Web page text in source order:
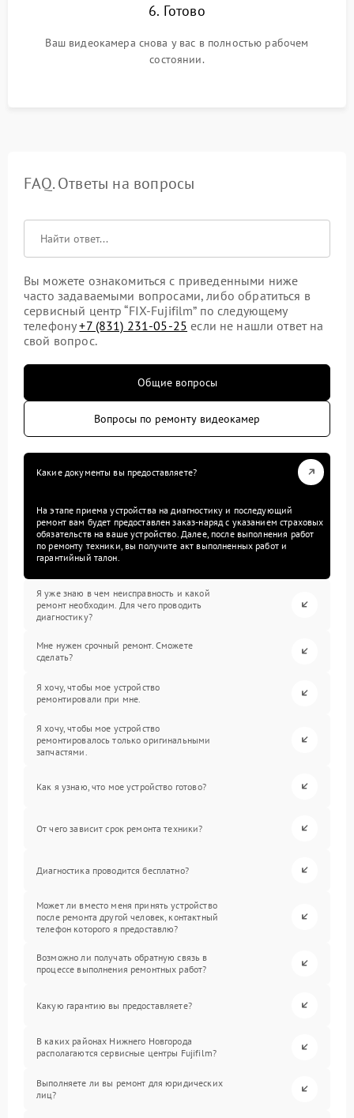
6. Готово
Ваш видеокамера снова у вас в полностью рабочем
состоянии.
FAQ. Ответы на вопросы
Вы можете ознакомиться с приведенными ниже
часто задаваемыми вопросами, либо обратиться в
сервисный центр “FIX-Fujifilm” по следующему
телефону+7 (831) 231-05-25 если не нашли ответ на
свой вопрос.
Общие вопросы
Вопросы по ремонту видеокамер
Какие документы вы предоставляете?
На этапе приема устройства на диагностику и последующий
ремонт вам будет предоставлен заказ-наряд с указанием страховых
обязательств на ваше устройство. Далее, после выполнения работ
по ремонту техники, вы получите акт выполненных работ и
гарантийный талон.
Я уже знаю в чем неисправность и какой
ремонт необходим. Для чего проводить
диагностику?
Мне нужен срочный ремонт. Сможете
сделать?
Я хочу, чтобы мое устройство
ремонтировали при мне.
Я хочу, чтобы мое устройство
ремонтировалось только оригинальными
запчастями.
Как я узнаю, что мое устройство готово?
От чего зависит срок ремонта техники?
Диагностика проводится бесплатно?
Может ли вместо меня принять устройство
после ремонта другой человек, контактный
телефон которого я предоставлю?
Возможно ли получать обратную связь в
процессе выполнения ремонтных работ?
Какую гарантию вы предоставляете?
В каких районах Нижнего Новгорода
располагаются сервисные центры Fujifilm?
Выполняете ли вы ремонт для юридических
лиц?